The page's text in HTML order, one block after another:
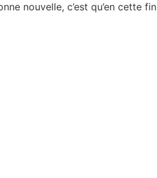
nouvelle, c’est qu’en cette